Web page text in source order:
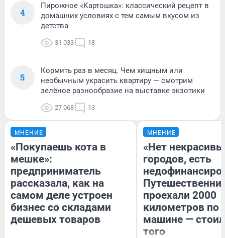
4
Пирожное «Картошка»: классический рецепт в
домашних условиях с тем самым вкусом из
детства
31 033 18
5
Кормить раз в месяц. Чем хищным или
необычным украсить квартиру — смотрим
зелёное разнообразие на выставке экзотики
27 068 13
МНЕНИЕ
«Покупаешь кота в
мешке»:
предприниматель
рассказала, как на
самом деле устроен
бизнес со складами
дешевых товаров
МНЕНИЕ
«Нет
городов, есть
проехали 2000
километров по
машине —
того